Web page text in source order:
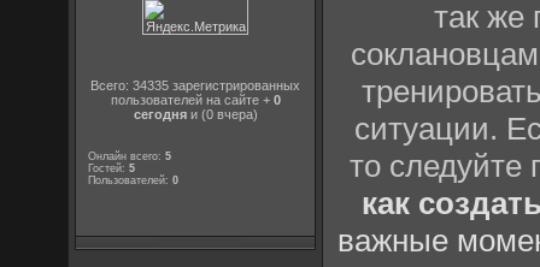
Всего: 34335 зарегистрированных
пользователей на сайте + 0
сегодняи (0 вчера)
Онлайн всего:5
Гостей:5
Пользователей:0
так же
ситуации.
то
как
важные